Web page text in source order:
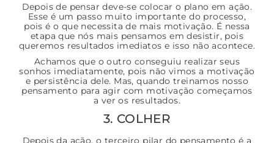
Depois de pensar deve-se colocar o plano em ação.
Esse é um passo muito importante do processo,
pois é o que necessita de mais motivação. É nessa
etapa que nós mais pensamos em desistir, pois
queremos resultados imediatos e isso não acontece.
Achamos que o outro conseguiu realizar seus
sonhos imediatamente, pois não vimos a motivação
e persistência dele. Mas, quando treinamos nosso
pensamento para agir com motivação começamos
a ver os resultados.
3. COLHER
Depois da ação, o terceiro pilar do pensamento é a